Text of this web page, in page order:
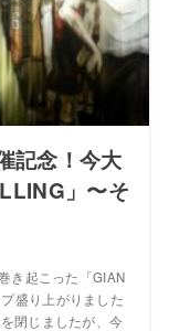
記念！今大
」〜そ
き起こった「GIAN
盛り上がりました
閉じましたが、今